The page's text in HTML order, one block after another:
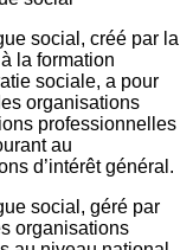
social, créé par la
la formation
sociale, a pour
organisations
professionnelles
au
d’intérêt général.
social, géré par
organisations